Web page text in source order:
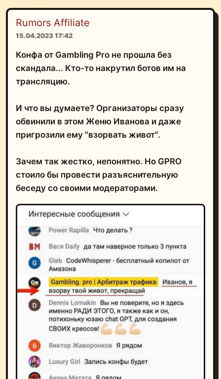
Rumors Affiliate
15.04.2023 17:42
Конфа от Gambling Pro не прошла без
скандала... Кто-то накрутил ботов им на
трансляцию.
И что вы думаете? Организаторы сразу
обвинили в этом Женю Иванова и даже
пригрозили ему "взорвать живот".
Зачем так жестко, непонятно. Но GPRO
стоило бы провести разъяснительную
беседу со своими модераторами.